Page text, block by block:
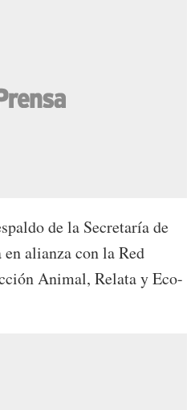
de la Secretaría de
alianza con la Red
Animal, Relata y Eco-